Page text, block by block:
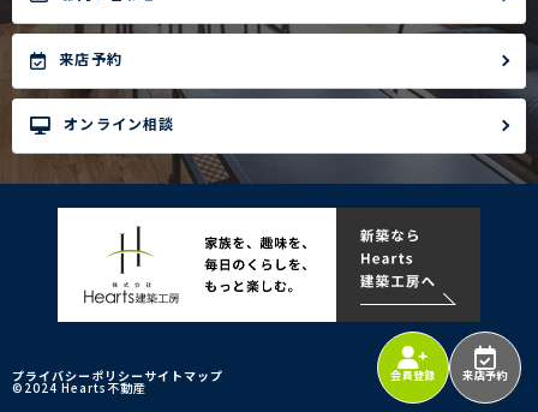
会員登録 来店予約
来店予約
オンライン相談
プライバシーポリシー サイトマップ
©2024 Hearts不動産